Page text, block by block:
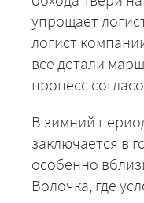
упрощает
логист
все детали
процесс
В зимний
заключается в
особенно
Волочка, где